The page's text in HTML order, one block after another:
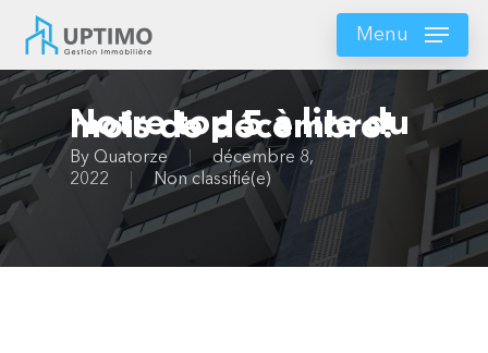
main
content
Menu
Notre top 5 à lire du
mois de décembre!
By Quatorze
décembre 8,
2022
Non classifié(e)